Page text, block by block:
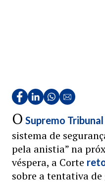
O Supremo
sistema de
pela anistia” na
véspera, a Corte
sobre a tentativa de